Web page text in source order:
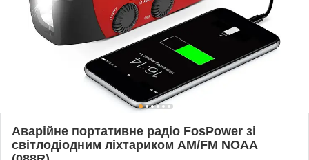
Аварійне портативне радіо FosPower зі
світлодіодним ліхтариком AM/FM NOAA